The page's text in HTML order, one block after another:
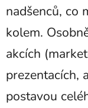
nadšenců, co
kolem.
akcích
prezentacích,
postavou